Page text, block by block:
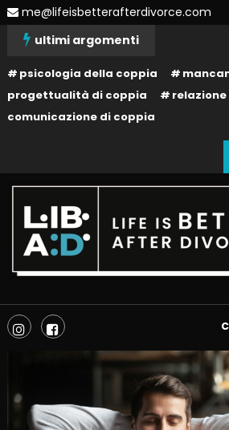
Skipme@lifeisbetterafterdivorce.com
ultimi argomenti
psicologia della coppia
progettualità di coppia
relazione
comunicazione di coppia
Life is better
LIBAD